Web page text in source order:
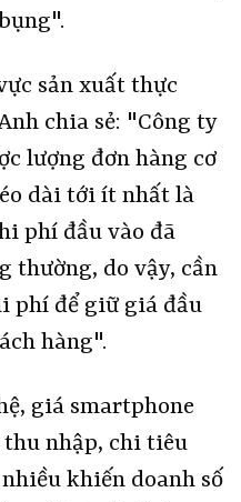
sản xuất thực
chia sẻ: "Công ty
lượng đơn hàng cơ
dài tới ít nhất là
phí đầu vào đã
thường, do vậy, cần
phí để giữ giá đầu
hàng".
giá smartphone
nhập, chi tiêu
khiến doanh số